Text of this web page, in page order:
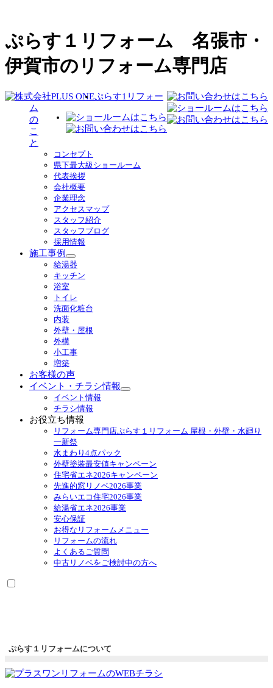
ぷらす１リフォーム 名張市・
伊賀市のリフォーム専門店
ぷらす1リフォー
ム
の
こ
と
コンセプト
県下最大級ショールーム
代表挨拶
会社概要
企業理念
アクセスマップ
スタッフ紹介
スタッフブログ
採用情報
施工事例
サ
ブ
ニ
ュ
開
給湯器
キッチン
浴室
トイレ
洗面化粧台
内装
外壁・屋根
外構
小工事
増築
お客様の声
イベント・チラシ情報
サ
ニ
ュ
を
展
開
イベント情報
チラシ情報
お役立ち情報
リフォーム専門店ぷらす１リフォーム 屋根・外壁・水廻り
一新祭
水まわり4点パック
外壁塗装最安値キャンペーン
住宅省エネ2026キャンペーン
先進的窓リノベ2026事業
みらいエコ住宅2026事業
給湯省エネ2026事業
安心保証
お得なリフォームメニュー
リフォームの流れ
よくあるご質問
中古リノベをご検討中の方へ
ぷらす１リフォームについて